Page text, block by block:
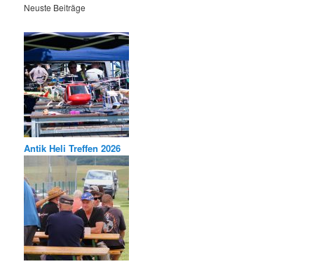
Neuste Beiträge
Antik Heli Treffen 2026